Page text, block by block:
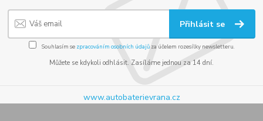
Přihlásit se
Souhlasím se zpracováním osobních údajůza účelem rozesílky newsletteru.
Můžete se kdykoli odhlásit. Zasíláme jednou za 14 dní.
www.autobaterievrana.cz